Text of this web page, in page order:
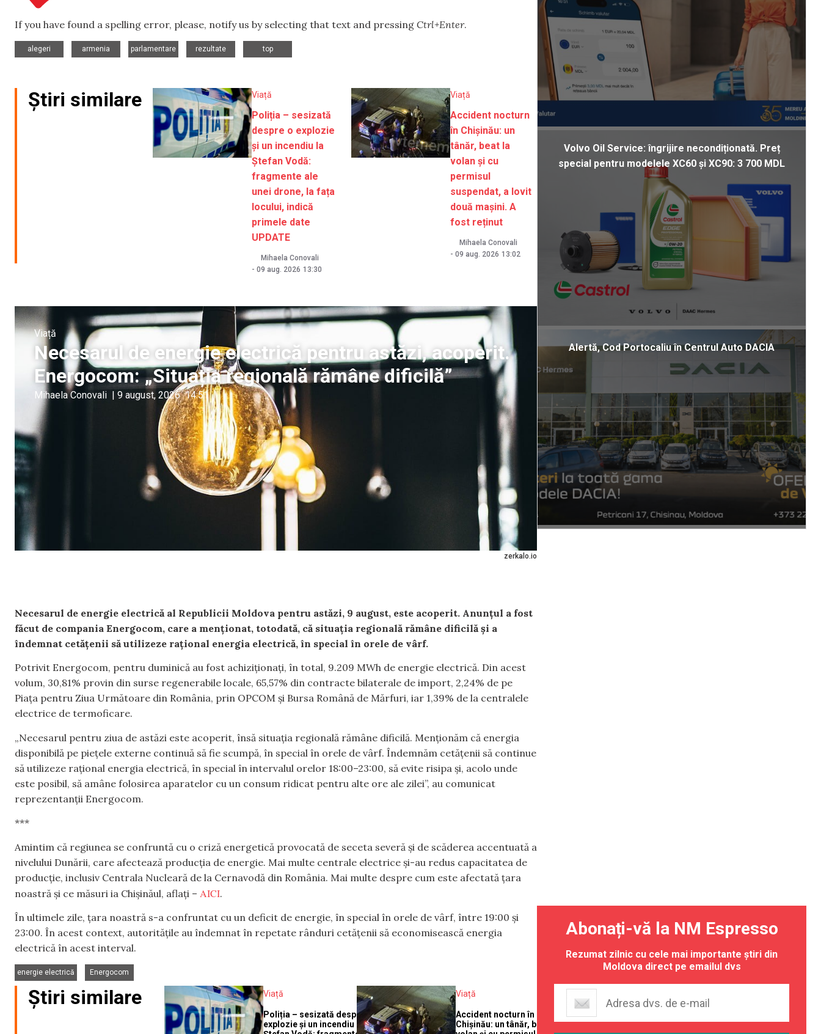
If you have found a spelling error, please, notify us by selecting that text and pressing Ctrl+Enter.
alegeri
armenia
parlamentare
rezultate
top
Știri similare Viață
Poliția – sesizată
despre o explozie
și un incendiu la
Ștefan Vodă:
fragmente ale
unei drone, la fața
locului, indică
primele date
UPDATE
Mihaela Conovali
- 09 aug. 2026 13:30
Viață
Accident nocturn
în Chișinău: un
tânăr, beat la
volan și cu
permisul
suspendat, a lovit
două mașini. A
fost reținut
Mihaela Conovali
- 09 aug. 2026 13:02
zerkalo.io
Viață
Necesarul de energie electrică pentru astăzi, acoperit.
Energocom: „Situația regională rămâne dificilă”
Mihaela Conovali | 9 august, 2026 14:51
Necesarul de energie electrică al Republicii Moldova pentru astăzi, 9 august, este acoperit. Anunțul a fost
făcut de compania Energocom, care a menționat, totodată, că situația regională rămâne dificilă și a
îndemnat cetățenii să utilizeze rațional energia electrică, în special în orele de vârf.
Potrivit Energocom, pentru duminică au fost achiziționați, în total, 9.209 MWh de energie electrică. Din acest
volum, 30,81% provin din surse regenerabile locale, 65,57% din contracte bilaterale de import, 2,24% de pe
Piața pentru Ziua Următoare din România, prin OPCOM și Bursa Română de Mărfuri, iar 1,39% de la centralele
electrice de termoficare.
„Necesarul pentru ziua de astăzi este acoperit, însă situația regională rămâne dificilă. Menționăm că energia
disponibilă pe piețele externe continuă să fie scumpă, în special în orele de vârf. Îndemnăm cetățenii să continue
să utilizeze rațional energia electrică, în special în intervalul orelor 18:00–23:00, să evite risipa și, acolo unde
este posibil, să amâne folosirea aparatelor cu un consum ridicat pentru alte ore ale zilei”, au comunicat
reprezentanții Energocom.
***
Amintim că regiunea se confruntă cu o criză energetică provocată de seceta severă și de scăderea accentuată a
nivelului Dunării, care afectează producția de energie. Mai multe centrale electrice și-au redus capacitatea de
producție, inclusiv Centrala Nucleară de la Cernavodă din România. Mai multe despre cum este afectată țara
noastră și ce măsuri ia Chișinăul, aflați – AICI.
În ultimele zile, țara noastră s-a confruntat cu un deficit de energie, în special în orele de vârf, între 19:00 și
23:00. În acest context, autoritățile au îndemnat în repetate rânduri cetățenii să economisească energia
electrică în acest interval.
energie electrică
Energocom
Știri similare Viață
Poliția – sesizată despre o
explozie și un incendiu la
Viață
Accident nocturn în
Chișinău: un tânăr, beat la
Volvo Oil Service: îngrijire necondiționată. Preț
special pentru modelele XC60 și XC90: 3 700 MDL
Alertă, Cod Portocaliu în Centrul Auto DACIA
Abonați-vă la NM Espresso
Rezumat zilnic cu cele mai importante știri din
Moldova direct pe emailul dvs